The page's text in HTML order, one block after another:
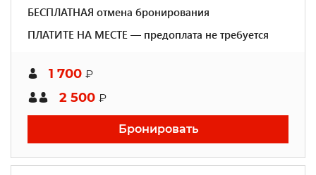
БЕСПЛАТНАЯ отмена бронирования
ПЛАТИТЕ НА МЕСТЕ — предоплата не требуется
1 700 ₽
2 500 ₽
Бронировать